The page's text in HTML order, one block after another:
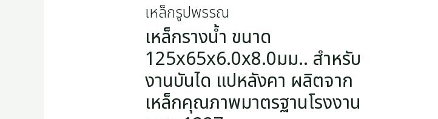
เหล็กรูปพรรณ
เหล็กรางน้ำ ขนาด
125x65x6.0x8.0มม.. สำหรับ
งานบันได แปหลังคา ผลิตจาก
เหล็กคุณภาพมาตรฐานโรงงาน